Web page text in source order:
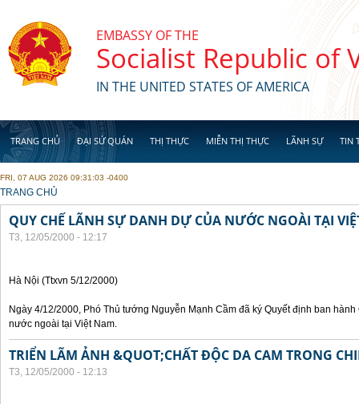
EMBASSY OF THE
Socialist Republic of
IN THE UNITED STATES OF AMERICA
TRANG CHỦ ĐẠI SỨ QUÁN THỊ THỰC MIỄN THỊ THỰC LÃNH SỰ TIN
FRI, 07 AUG 2026 09:31:03 -0400
YOU ARE HERE
TRANG CHỦ
QUY CHẾ LÃNH SỰ DANH DỰ CỦA NƯỚC NGOÀI TẠI
T3, 12/05/2000 - 12:17
Hà Nội (Ttxvn 5/12/2000)
Ngày 4/12/2000, Phó Thủ tướng Nguyễn Mạnh Cầm đã ký Quyết định ban
nước ngoài tại Việt Nam.
TRIỂN LÃM ẢNH &QUOT;CHẤT ĐỘC DA CAM TRONG
T3, 12/05/2000 - 12:13